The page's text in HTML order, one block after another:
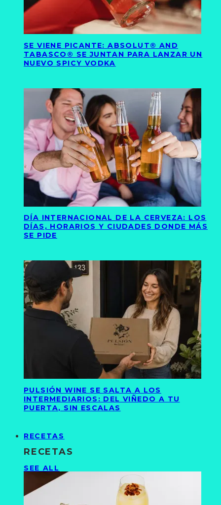
SE VIENE PICANTE: ABSOLUT® AND
TABASCO® SE JUNTAN PARA LANZAR UN
NUEVO SPICY VODKA
DÍA INTERNACIONAL DE LA CERVEZA: LOS
DÍAS, HORARIOS Y CIUDADES DONDE MÁS
SE PIDE
PULSIÓN WINE SE SALTA A LOS
INTERMEDIARIOS: DEL VIÑEDO A TU
PUERTA, SIN ESCALAS
RECETAS
RECETAS
SEE ALL